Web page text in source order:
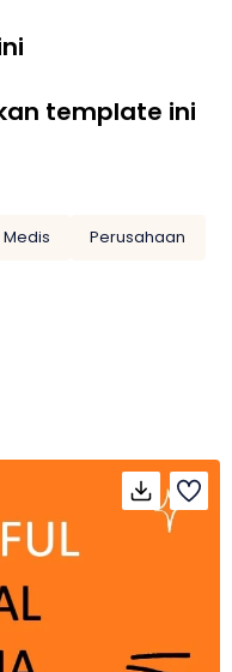
template ini
Medis
Perusahaan